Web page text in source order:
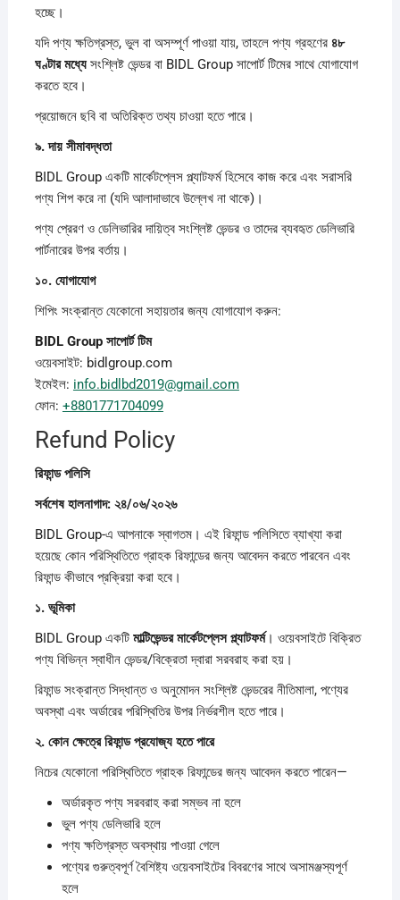
হচ্ছে।
যদি পণ্য ক্ষতিগ্রস্ত, ভুল বা অসম্পূর্ণ পাওয়া যায়, তাহলে পণ্য গ্রহণের ৪৮
ঘণ্টারমধ্যেসংশ্লিষ্ট ভেন্ডর বা BIDL Group সাপোর্ট টিমের সাথে যোগাযোগ
করতে হবে।
প্রয়োজনে ছবি বা অতিরিক্ত তথ্য চাওয়া হতে পারে।
৯.দায়সীমাবদ্ধতা
BIDL Group একটি মার্কেটপ্লেস প্ল্যাটফর্ম হিসেবে কাজ করে এবং সরাসরি
পণ্য শিপ করে না (যদি আলাদাভাবে উল্লেখ না থাকে)।
পণ্য প্রেরণ ও ডেলিভারির দায়িত্ব সংশ্লিষ্ট ভেন্ডর ও তাদের ব্যবহৃত ডেলিভারি
পার্টনারের উপর বর্তায়।
১০. যোগাযোগ
শিপিং সংক্রান্ত যেকোনো সহায়তার জন্য যোগাযোগ করুন:
BIDL Group সাপোর্টটিম
ওয়েবসাইট: bidlgroup.com
ইমেইল: info.bidlbd2019@gmail.com
ফোন: +8801771704099
Refund Policy
রিফান্ডপলিসি
সর্বশেষহালনাগাদ: ২৪/০৬/২০২৬
BIDL Group-এ আপনাকে স্বাগতম। এই রিফান্ড পলিসিতে ব্যাখ্যা করা
হয়েছে কোন পরিস্থিতিতে গ্রাহক রিফান্ডের জন্য আবেদন করতে পারবেন এবং
রিফান্ড কীভাবে প্রক্রিয়া করা হবে।
১. ভূমিকা
BIDL Group একটি মাল্টিভেন্ডরমার্কেটপ্লেসপ্ল্যাটফর্ম। ওয়েবসাইটে বিক্রিত
পণ্য বিভিন্ন স্বাধীন ভেন্ডর/বিক্রেতা দ্বারা সরবরাহ করা হয়।
রিফান্ড সংক্রান্ত সিদ্ধান্ত ও অনুমোদন সংশ্লিষ্ট ভেন্ডরের নীতিমালা, পণ্যের
অবস্থা এবং অর্ডারের পরিস্থিতির উপর নির্ভরশীল হতে পারে।
২. কোনক্ষেত্রেরিফান্ডপ্রযোজ্যহতেপারে
নিচের যেকোনো পরিস্থিতিতে গ্রাহক রিফান্ডের জন্য আবেদন করতে পারেন—
অর্ডারকৃত পণ্য সরবরাহ করা সম্ভব না হলে
ভুল পণ্য ডেলিভারি হলে
পণ্য ক্ষতিগ্রস্ত অবস্থায় পাওয়া গেলে
পণ্যের গুরুত্বপূর্ণ বৈশিষ্ট্য ওয়েবসাইটের বিবরণের সাথে অসামঞ্জস্যপূর্ণ
হলে